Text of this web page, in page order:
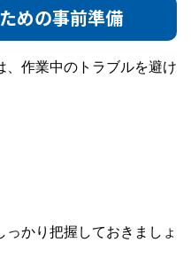
めの事前準備
、作業中のトラブルを避け
かり把握しておきましょ